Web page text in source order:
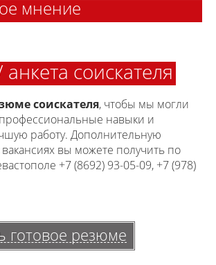
мнение
соискателя
соискателя, чтобы мы могли
навыки и
работу. Дополнительную
вы можете получить по
+7 (8692) 93-05-09, +7 (978)
готовое резюме